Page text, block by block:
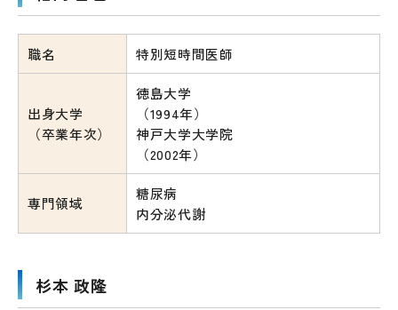
職名 特別短時間医師
出身大学
（卒業年次）
徳島大学
（1994年）
神戸大学大学院
（2002年）
専門領域
糖尿病
内分泌代謝
杉本 政隆